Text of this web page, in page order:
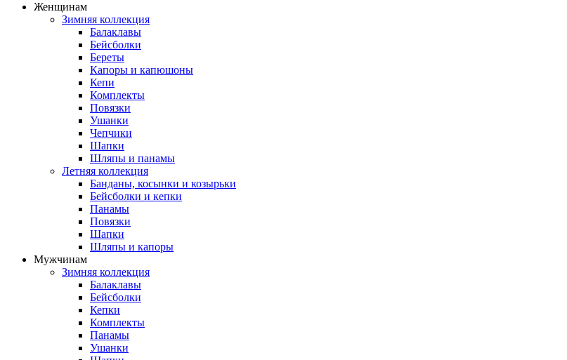
Женщинам
Зимняя коллекция
Балаклавы
Бейсболки
Береты
Капоры и капюшоны
Кепи
Комплекты
Повязки
Ушанки
Чепчики
Шапки
Шляпы и панамы
Летняя коллекция
Банданы, косынки и козырьки
Бейсболки и кепки
Панамы
Повязки
Шапки
Шляпы и капоры
Мужчинам
Зимняя коллекция
Балаклавы
Бейсболки
Кепки
Комплекты
Панамы
Ушанки